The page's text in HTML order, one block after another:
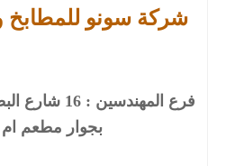
شركة سونو للمطابخ
فرع
بجوار مطعم